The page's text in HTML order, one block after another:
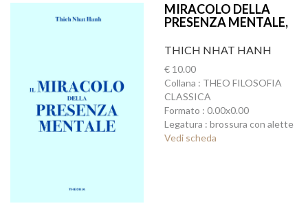
MIRACOLO DELLA
PRESENZA MENTALE,
THICH NHAT HANH
€ 10.00
Collana : THEO FILOSOFIA
CLASSICA
Formato : 0.00x0.00
Legatura : brossura con alette
Vedi scheda